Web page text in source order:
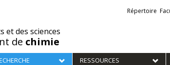
et des sciences
de chimie
Liens
externes
Répertoire
RESSOURCES